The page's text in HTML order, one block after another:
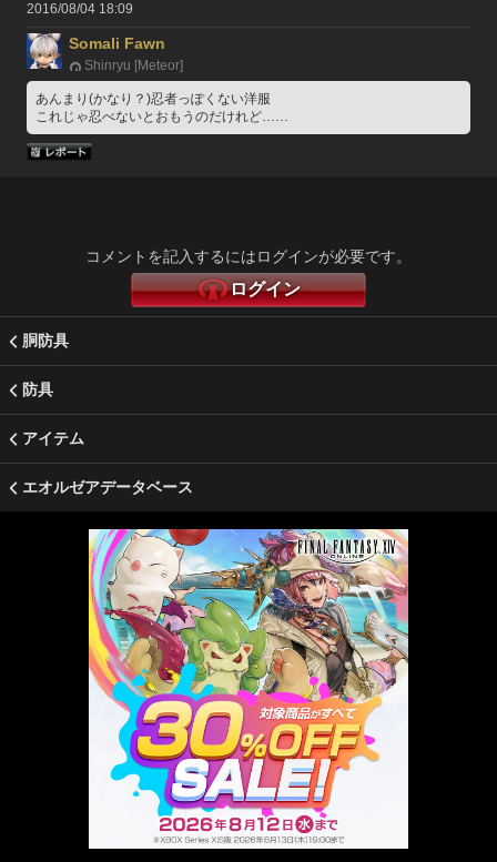
2016/08/04 18:09
Somali Fawn
Shinryu [Meteor]
あんまり(かなり？)忍者っぽくない洋服
これじゃ忍べないとおもうのだけれど……
コメントを記入するにはログインが必要です。
ログイン
胴防具
防具
アイテム
エオルゼアデータベース